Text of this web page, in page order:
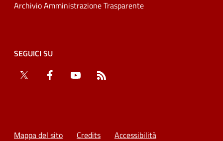
Archivio Amministrazione Trasparente
SEGUICI SU
Twitter
Facebook YouTube
Mappa del sito Credits Accessibilità